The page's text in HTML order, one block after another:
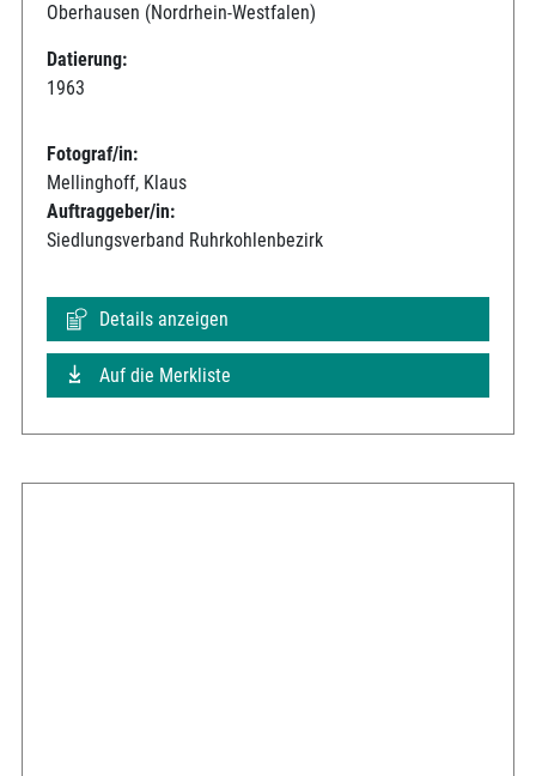
Oberhausen (Nordrhein-Westfalen)
Datierung:
1963
Fotograf/in:
Mellinghoff, Klaus
Auftraggeber/in:
Siedlungsverband Ruhrkohlenbezirk
Details anzeigen
Auf die Merkliste